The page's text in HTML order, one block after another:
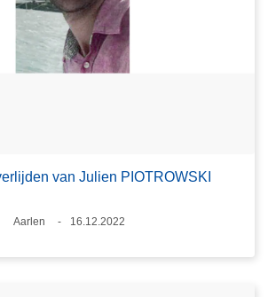
van Julien PIOTROWSKI
Plaats
Aarlen
16.12.2022